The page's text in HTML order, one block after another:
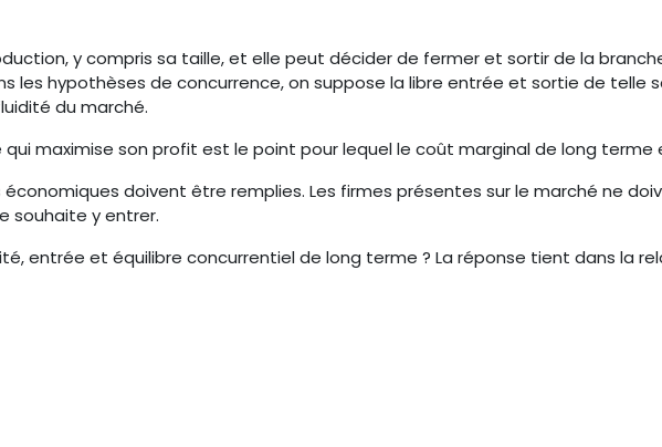
y compris sa taille, et elle peut décider de fermer et sortir de la
les hypothèses de concurrence, on suppose la libre entrée et sortie de telle
du marché.
maximise son profit est le point pour lequel le coût marginal de long terme
doivent être remplies. Les firmes présentes sur le marché ne
souhaite y entrer.
entrée et équilibre concurrentiel de long terme ? La réponse tient dans la